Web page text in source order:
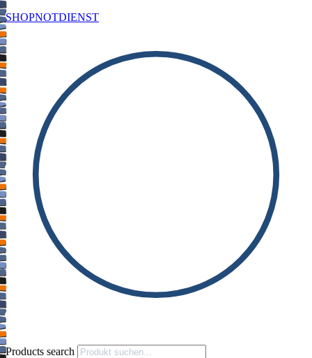
SHOPNOTDIENST
Products search